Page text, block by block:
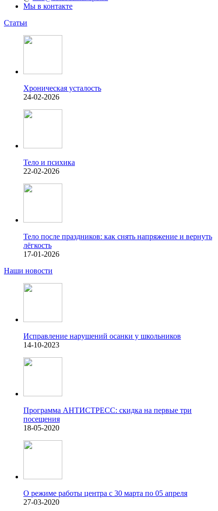
Мы в контакте
Статьи
Хроническая усталость
24-02-2026
Тело и психика
22-02-2026
Тело после праздников: как снять напряжение и вернуть
лёгкость
17-01-2026
Наши новости
Исправление нарушений осанки у школьников
14-10-2023
Программа АНТИСТРЕСС: скидка на первые три
посещения
18-05-2020
О режиме работы центра с 30 марта по 05 апреля
27-03-2020